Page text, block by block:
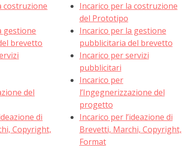
costruzione
gestione
brevetto
del
di
Copyright,
Incarico per la costruzione
del Prototipo
Incarico per la gestione
pubblicitaria del brevetto
Incarico per servizi
pubblicitari
Incarico per
l’Ingegnerizzazione del
progetto
Incarico per l’ideazione di
Brevetti, Marchi, Copyright,
Format